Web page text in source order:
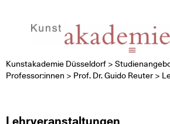
Kunstakademie Düsseldorf >
Professor:innen > Prof. Dr. Guido Reuter>